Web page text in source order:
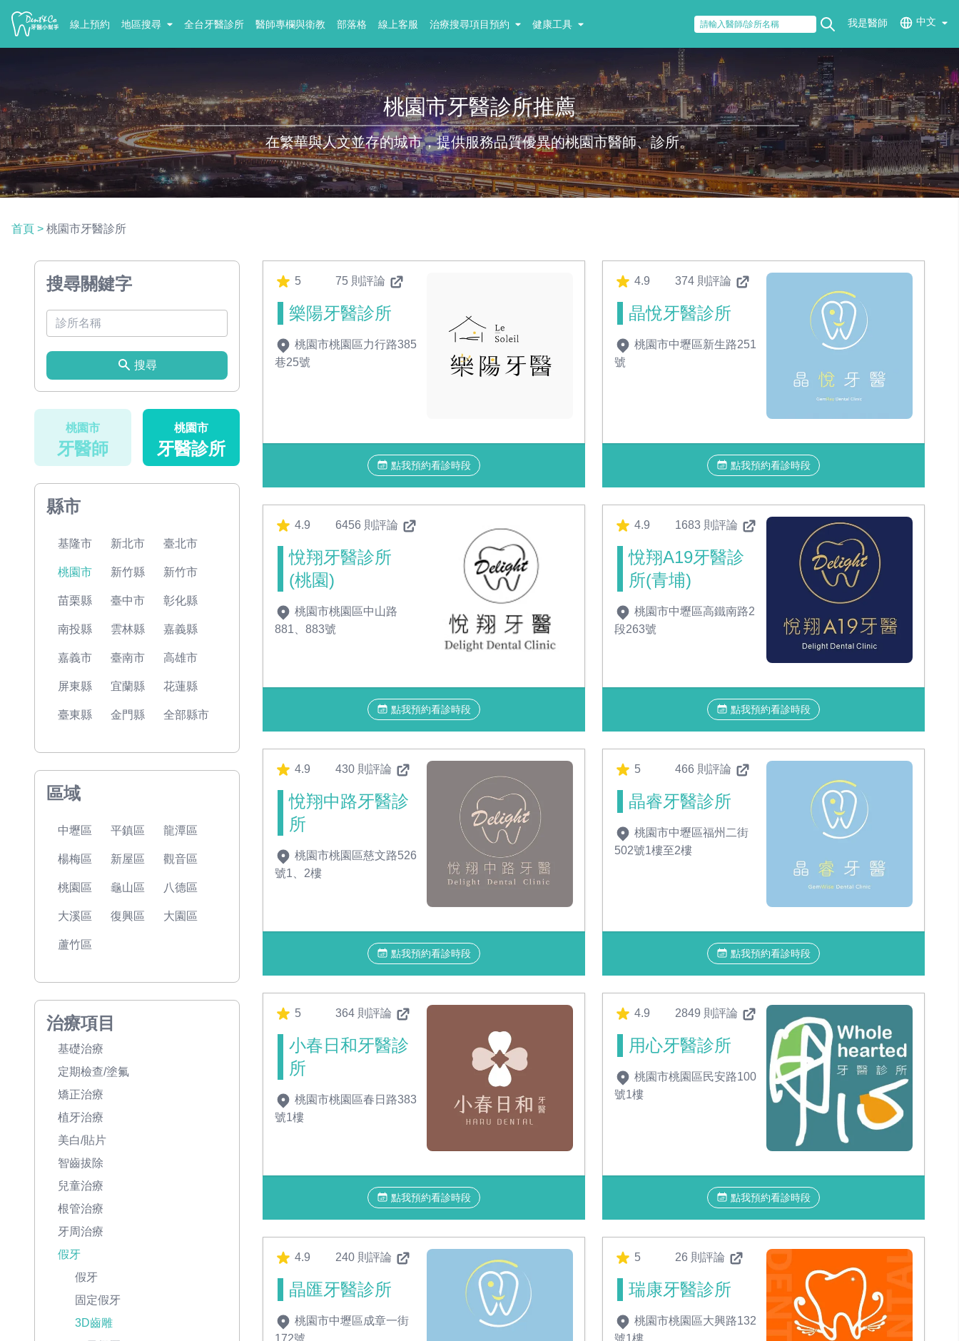
線上預約 地區搜尋 全台牙醫診所 醫師專欄與衛教 部落格 線上客服 治療搜尋項目預約 健康工具 我是醫師 中文
桃園市牙醫診所推薦
在繁華與人文並存的城市，提供服務品質優異的桃園市醫師、診所。
首頁 > 桃園市牙醫診所
搜尋關鍵字
搜尋
桃園市
牙醫師
桃園市
牙醫診所
縣市
基隆市 新北市 臺北市
桃園市 新竹縣 新竹市
苗栗縣 臺中市 彰化縣
南投縣 雲林縣 嘉義縣
嘉義市 臺南市 高雄市
屏東縣 宜蘭縣 花蓮縣
臺東縣 金門縣 全部縣市
區域
中壢區 平鎮區 龍潭區
楊梅區 新屋區 觀音區
桃園區 龜山區 八德區
大溪區 復興區 大園區
蘆竹區
治療項目
基礎治療
定期檢查/塗氟
矯正治療
植牙治療
美白/貼片
智齒拔除
兒童治療
根管治療
牙周治療
假牙
假牙
固定假牙
3D齒雕
5 75 則評論
樂陽牙醫診所
桃園市桃園區力行路385
巷25號
點我預約看診時段
4.9 374 則評論
晶悅牙醫診所
桃園市中壢區新生路251
號
點我預約看診時段
4.9 6456 則評論
悅翔牙醫診所
(桃園)
桃園市桃園區中山路
881、883號
點我預約看診時段
4.9 1683 則評論
悅翔A19牙醫診
所(青埔)
桃園市中壢區高鐵南路2
段263號
點我預約看診時段
4.9 430 則評論
悅翔中路牙醫診
所
桃園市桃園區慈文路526
號1、2樓
點我預約看診時段
5 466 則評論
晶睿牙醫診所
桃園市中壢區福州二街
502號1樓至2樓
點我預約看診時段
5 364 則評論
小春日和牙醫診
所
桃園市桃園區春日路383
號1樓
點我預約看診時段
4.9 2849 則評論
用心牙醫診所
桃園市桃園區民安路100
號1樓
點我預約看診時段
4.9 240 則評論
晶匯牙醫診所
桃園市中壢區成章一街
172號
5 26 則評論
瑞康牙醫診所
桃園市桃園區大興路132
號1樓